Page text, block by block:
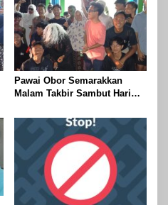
Fitri 1447 H
Pawai Obor Semarakkan
Malam Takbir Sambut Hari
M, Di Kampung Simpang
Asam, Kecamatan Banjit